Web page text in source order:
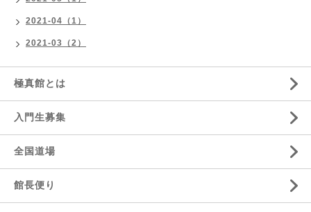
2021-04（1）
2021-03（2）
極真館とは
入門生募集
全国道場
館長便り